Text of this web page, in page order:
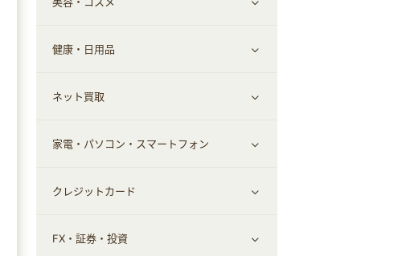
インナー・下着
スーツ・フォーマル
グルメ
お酒
食材宅配
ウォーターサーバー
すべて見る
ヘアケア
エステ・サロン
メンズ美容
健康・日用品
すべて見る
スポーツ・フィットネス
日用品・薬局・からだ
ネット買取
すべて見る
ネット買取
家電・パソコン・スマートフォン
すべて見る
家電・パソコン・ソフトウェア
クレジットカード
すべて見る
FX・証券・投資